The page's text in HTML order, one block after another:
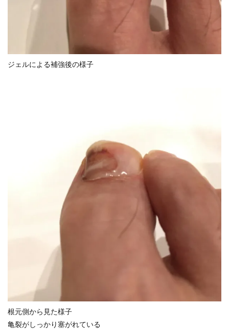
ジェルによる補強後の様子
根元側から見た様子
亀裂がしっかり塞がれている